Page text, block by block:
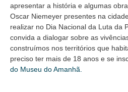
apresentar a história e algumas
Oscar Niemeyer presentes na
realizar no Dia Nacional da Luta da
convida a dialogar sobre as
construímos nos territórios que
preciso ter mais de 18 anos e se
do Museu do Amanhã.